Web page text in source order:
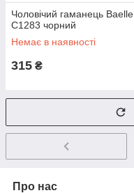
Чоловічий гаманець
C1283 чорний
Немає в наявності
315 ₴
Про нас